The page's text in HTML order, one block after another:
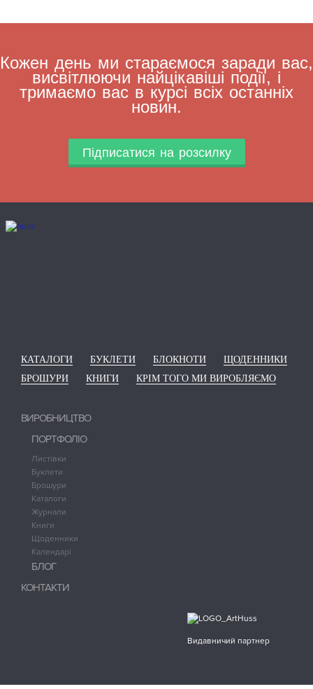
Кожен день ми стараємося заради вас,
висвітлюючи найцікавіші події, і
тримаємо вас в курсі всіх останніх
новин.
Підписатися на розсилку
КАТАЛОГИ БУКЛЕТИ БЛОКНОТИ
ЩОДЕННИКИ
БРОШУРИ
КНИГИ КРІМ ТОГО МИ ВИРОБЛЯЄМО
ВИРОБНИЦТВО
ПОРТФОЛІО
Листівки
Буклети
Брошури
Каталоги
Журнали
Книги
Щоденники
Календарі
БЛОГ
КОНТАКТИ
Видавничий партнер